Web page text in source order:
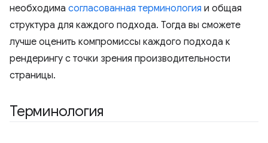
необходима согласованная терминология и общая
структура для каждого подхода. Тогда вы сможете
лучше оценить компромиссы каждого подхода к
рендерингу с точки зрения производительности
страницы.
Терминология